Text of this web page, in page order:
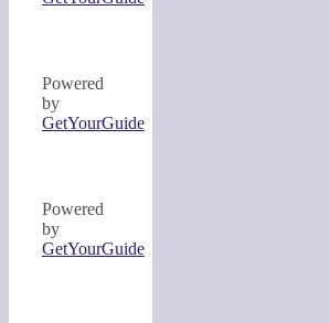
Powered
by
GetYourGuide
Powered
by
GetYourGuide